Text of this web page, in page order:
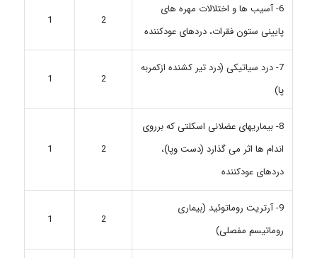
6- آسیب ها و اختلالات مهره های
پایینی ستون فقرات، دردهای عودکننده
2
1
7- درد سیاتیکی (درد تیر کشنده ازکمربه
پا)
2
1
8- بیماریهای عضلانی اسکلتی که برروی
اندام ها اثر می گذارد (دست وپا)،
دردهای عودکننده
2
1
9- آرتریت روماتوئید (بیماری
روماتیسم مفصلی)
2
1